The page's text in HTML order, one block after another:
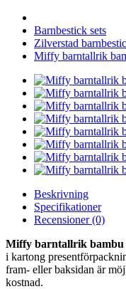
Barnbestick sets
Zilverstad
Miffy barntallrik
Beskrivning
Specifikationer
Recensioner (0)
Miffy barntallrik bambu
i kartong
fram- eller baksidan är
kostnad.